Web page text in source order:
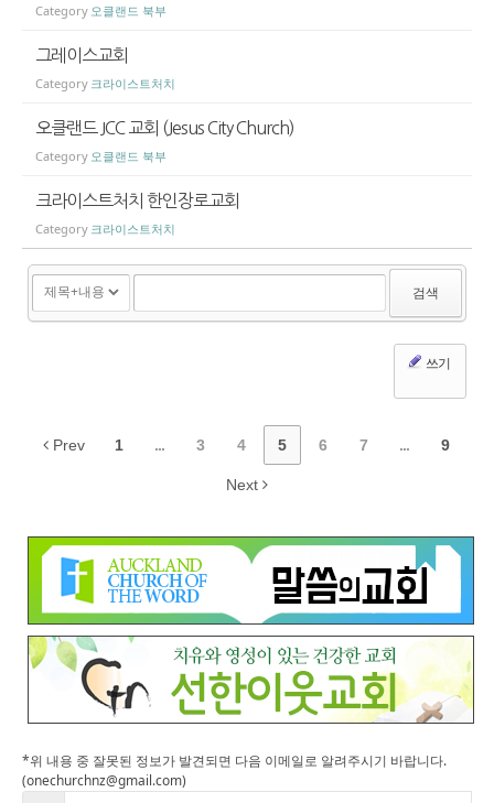
Category 오클랜드 북부
그레이스교회
Category 크라이스트처치
오클랜드 JCC 교회 (Jesus City Church)
Category 오클랜드 북부
크라이스트처치 한인장로교회
Category 크라이스트처치
검색
쓰기
Prev 1 ... 3 4 5 6 7 ... 9
Next
*위 내용 중 잘못된 정보가 발견되면 다음 이메일로 알려주시기 바랍니다.
(onechurchnz@gmail.com)